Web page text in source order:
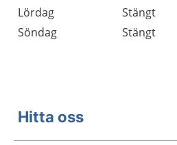
Lördag
Stängt
Söndag
Stängt
Hitta oss